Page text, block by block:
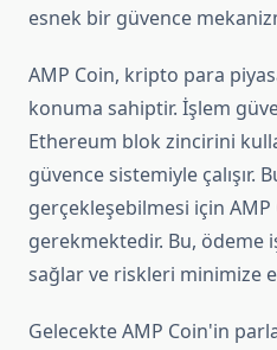
esnek bir güvence
AMP Coin, kripto para
konuma sahiptir. İşlem
Ethereum blok zincirini
güvence sistemiyle çalışır.
gerçekleşebilmesi için AMP
gerekmektedir. Bu, ödeme
sağlar ve riskleri minimize
Gelecekte AMP Coin'in